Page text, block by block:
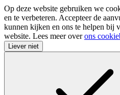
Op deze website gebruiken we
en te verbeteren. Accepteer de
kunnen kijken en ons te helpen bij
website. Lees meer overons
Liever niet